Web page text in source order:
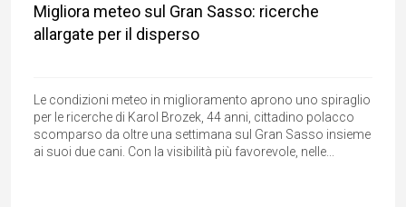
Migliora meteo sul Gran Sasso: ricerche
allargate per il disperso
Le condizioni meteo in miglioramento aprono uno spiraglio
per le ricerche di Karol Brozek, 44 anni, cittadino polacco
scomparso da oltre una settimana sul Gran Sasso insieme
ai suoi due cani. Con la visibilità più favorevole, nelle...